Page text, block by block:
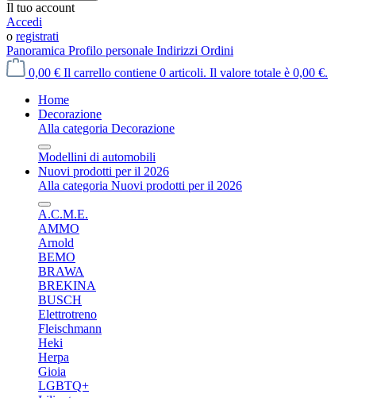
Il tuo account
Accedi
o registrati
Panoramica Profilo personale Indirizzi Ordini
0,00 € Il carrello contiene 0 articoli. Il valore totale è 0,00 €.
Home
Decorazione
Alla categoria Decorazione
Modellini di automobili
Nuovi prodotti per il 2026
Alla categoria Nuovi prodotti per il 2026
A.C.M.E.
AMMO
Arnold
BEMO
BRAWA
BREKINA
BUSCH
Elettrotreno
Fleischmann
Heki
Herpa
Gioia
LGBTQ+